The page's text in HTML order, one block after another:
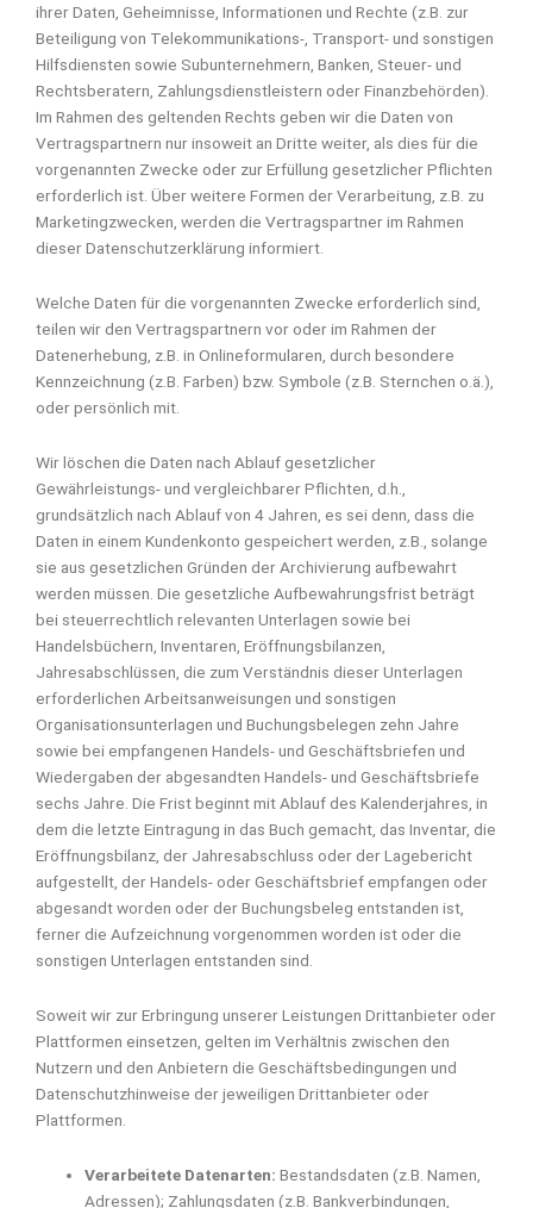
ihrer Daten, Geheimnisse, Informationen und Rechte (z.B. zur
Beteiligung von Telekommunikations-, Transport- und sonstigen
Hilfsdiensten sowie Subunternehmern, Banken, Steuer- und
Rechtsberatern, Zahlungsdienstleistern oder Finanzbehörden).
Im Rahmen des geltenden Rechts geben wir die Daten von
Vertragspartnern nur insoweit an Dritte weiter, als dies für die
vorgenannten Zwecke oder zur Erfüllung gesetzlicher Pflichten
erforderlich ist. Über weitere Formen der Verarbeitung, z.B. zu
Marketingzwecken, werden die Vertragspartner im Rahmen
dieser Datenschutzerklärung informiert.
Welche Daten für die vorgenannten Zwecke erforderlich sind,
teilen wir den Vertragspartnern vor oder im Rahmen der
Datenerhebung, z.B. in Onlineformularen, durch besondere
Kennzeichnung (z.B. Farben) bzw. Symbole (z.B. Sternchen o.ä.),
oder persönlich mit.
Wir löschen die Daten nach Ablauf gesetzlicher
Gewährleistungs- und vergleichbarer Pflichten, d.h.,
grundsätzlich nach Ablauf von 4 Jahren, es sei denn, dass die
Daten in einem Kundenkonto gespeichert werden, z.B., solange
sie aus gesetzlichen Gründen der Archivierung aufbewahrt
werden müssen. Die gesetzliche Aufbewahrungsfrist beträgt
bei steuerrechtlich relevanten Unterlagen sowie bei
Handelsbüchern, Inventaren, Eröffnungsbilanzen,
Jahresabschlüssen, die zum Verständnis dieser Unterlagen
erforderlichen Arbeitsanweisungen und sonstigen
Organisationsunterlagen und Buchungsbelegen zehn Jahre
sowie bei empfangenen Handels- und Geschäftsbriefen und
Wiedergaben der abgesandten Handels- und Geschäftsbriefe
sechs Jahre. Die Frist beginnt mit Ablauf des Kalenderjahres, in
dem die letzte Eintragung in das Buch gemacht, das Inventar, die
Eröffnungsbilanz, der Jahresabschluss oder der Lagebericht
aufgestellt, der Handels- oder Geschäftsbrief empfangen oder
abgesandt worden oder der Buchungsbeleg entstanden ist,
ferner die Aufzeichnung vorgenommen worden ist oder die
sonstigen Unterlagen entstanden sind.
Soweit wir zur Erbringung unserer Leistungen Drittanbieter oder
Plattformen einsetzen, gelten im Verhältnis zwischen den
Nutzern und den Anbietern die Geschäftsbedingungen und
Datenschutzhinweise der jeweiligen Drittanbieter oder
Plattformen.
Verarbeitete Datenarten: Bestandsdaten (z.B. Namen,
Adressen); Zahlungsdaten (z.B. Bankverbindungen,